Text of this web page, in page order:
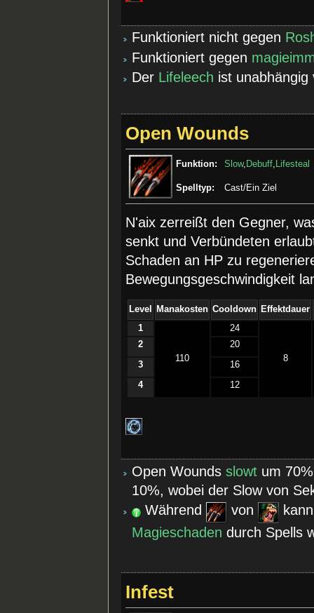
Funktioniert nicht gegen
Funktioniert gegen
Der Lifeleech ist
Open Wounds
Funktion: Slow, Debuff Lifesteal
Spelltyp: Cast/Ein Ziel
N'aix zerreißt den Gegner,
senkt und Verbündeten
Schaden an HP zu
Bewegungsgeschwindigkeit
Level Manakosten Cooldown Effektdauer
1
110
24
8
2 20
3 16
4 12
Open Woundsslowt um
10%, wobei der Slow von
Während
von
Magieschaden durch Spells
Infest